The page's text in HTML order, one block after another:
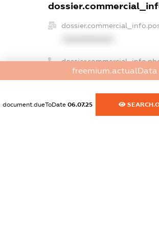
XXXXXXXXXX
freemium.actualData
document.dueToDate 06.07.25